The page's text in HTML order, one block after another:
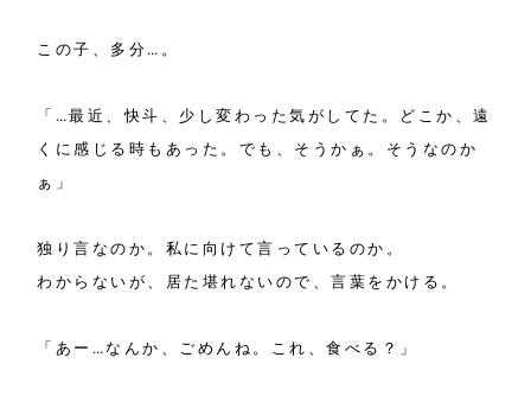
この子、多分…。
「…最近、快斗、少し変わった気がしてた。どこか、遠
くに感じる時もあった。でも、そうかぁ。そうなのか
ぁ」
独り言なのか。私に向けて言っているのか。
わからないが、居た堪れないので、言葉をかける。
「あー…なんか、ごめんね。これ、食べる？」